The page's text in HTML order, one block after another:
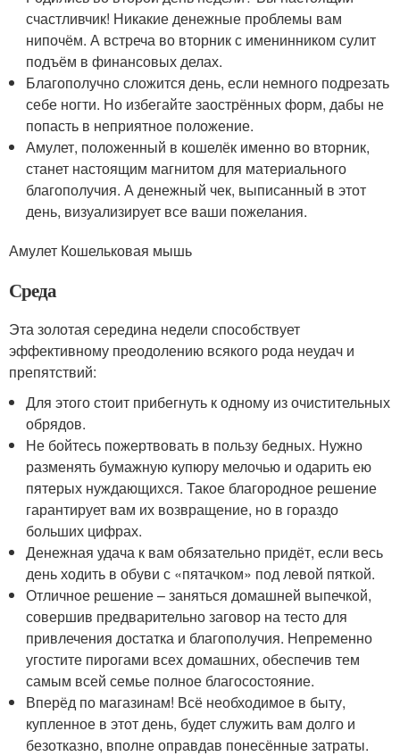
счастливчик! Никакие денежные проблемы вам
нипочём. А встреча во вторник с именинником сулит
подъём в финансовых делах.
Благополучно сложится день, если немного подрезать
себе ногти. Но избегайте заострённых форм, дабы не
попасть в неприятное положение.
Амулет, положенный в кошелёк именно во вторник,
станет настоящим магнитом для материального
благополучия. А денежный чек, выписанный в этот
день, визуализирует все ваши пожелания.
Амулет Кошельковая мышь
Среда
Эта золотая середина недели способствует
эффективному преодолению всякого рода неудач и
препятствий:
Для этого стоит прибегнуть к одному из очистительных
обрядов.
Не бойтесь пожертвовать в пользу бедных. Нужно
разменять бумажную купюру мелочью и одарить ею
пятерых нуждающихся. Такое благородное решение
гарантирует вам их возвращение, но в гораздо
больших цифрах.
Денежная удача к вам обязательно придёт, если весь
день ходить в обуви с «пятачком» под левой пяткой.
Отличное решение – заняться домашней выпечкой,
совершив предварительно заговор на тесто для
привлечения достатка и благополучия. Непременно
угостите пирогами всех домашних, обеспечив тем
самым всей семье полное благосостояние.
Вперёд по магазинам! Всё необходимое в быту,
купленное в этот день, будет служить вам долго и
безотказно, вполне оправдав понесённые затраты.